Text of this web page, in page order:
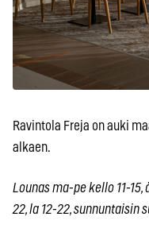
Ravintola Freja on auki
alkaen.
Lounas ma-pe kello 11-
22, la 12-22, sunnuntaisin